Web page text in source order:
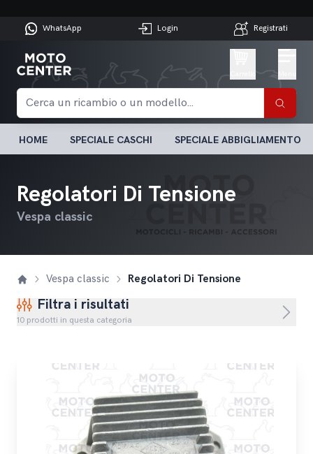
WhatsApp Login Registrati
HOME SPECIALE CASCHI SPECIALE ABBIGLIAMENTO
Regolatori Di Tensione
Vespa classic
Vespa classic Regolatori Di Tensione
Filtra i risultati
10 prodotti in questa categoria